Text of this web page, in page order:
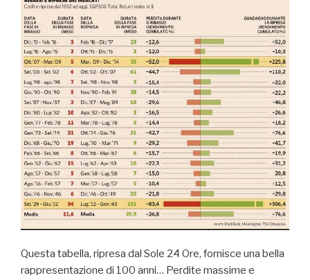
Questa tabella, ripresa dal Sole 24 Ore, fornisce una bella
rappresentazione di 100 anni… Perdite massime e